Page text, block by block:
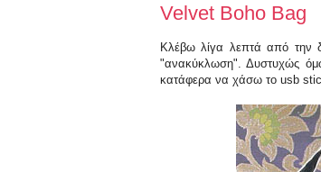
Velvet Boho Bag
Κλέβω λίγα λεπτά από την
"ανακύκλωση". Δυστυχώς
κατάφερα να χάσω το usb